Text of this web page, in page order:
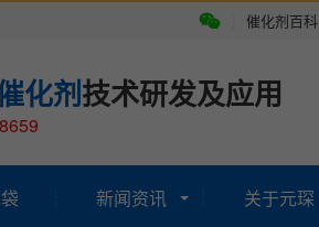
催化剂百科
化剂技术研发及应用
新闻资讯 关于元琛